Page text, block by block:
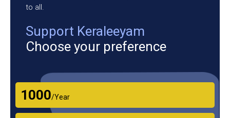
to all.
Support Keraleeyam
Choose your preference
₹1000/Year